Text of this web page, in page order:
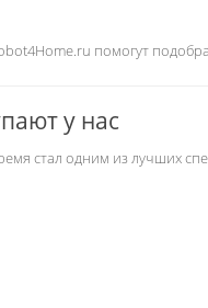
помогут
у нас
стал одним из лучших